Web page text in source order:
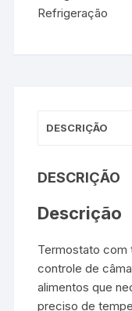
Refrigeração
DESCRIÇÃO
DESCRIÇÃO
Descrição
Termostato com
controle de
alimentos que
preciso de